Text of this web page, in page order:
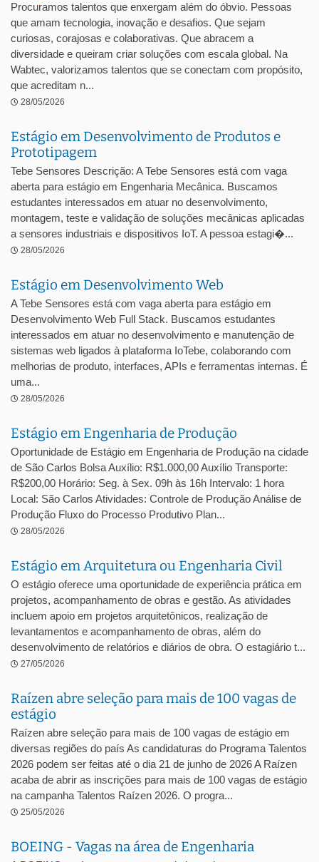
Procuramos talentos que enxergam além do óbvio. Pessoas
que amam tecnologia, inovação e desafios. Que sejam
curiosas, corajosas e colaborativas. Que abracem a
diversidade e queiram criar soluções com escala global. Na
Wabtec, valorizamos talentos que se conectam com propósito,
que acreditam n...
28/05/2026
Estágio em Desenvolvimento de Produtos e
Prototipagem
Tebe Sensores Descrição: A Tebe Sensores está com vaga
aberta para estágio em Engenharia Mecânica. Buscamos
estudantes interessados em atuar no desenvolvimento,
montagem, teste e validação de soluções mecânicas aplicadas
a sensores industriais e dispositivos IoT. A pessoa estagi�...
28/05/2026
Estágio em Desenvolvimento Web
A Tebe Sensores está com vaga aberta para estágio em
Desenvolvimento Web Full Stack. Buscamos estudantes
interessados em atuar no desenvolvimento e manutenção de
sistemas web ligados à plataforma IoTebe, colaborando com
melhorias de produto, interfaces, APIs e ferramentas internas. É
uma...
28/05/2026
Estágio em Engenharia de Produção
Oportunidade de Estágio em Engenharia de Produção na cidade
de São Carlos Bolsa Auxílio: R$1.000,00 Auxílio Transporte:
R$200,00 Horário: Seg. à Sex. 09h às 16h Intervalo: 1 hora
Local: São Carlos Atividades: Controle de Produção Análise de
Produção Fluxo do Processo Produtivo Plan...
28/05/2026
Estágio em Arquitetura ou Engenharia Civil
O estágio oferece uma oportunidade de experiência prática em
projetos, acompanhamento de obras e gestão. As atividades
incluem apoio em projetos arquitetônicos, realização de
levantamentos e acompanhamento de obras, além do
desenvolvimento de relatórios e diários de obra. O estagiário t...
27/05/2026
Raízen abre seleção para mais de 100 vagas de
estágio
Raízen abre seleção para mais de 100 vagas de estágio em
diversas regiões do país As candidaturas do Programa Talentos
2026 podem ser feitas até o dia 21 de junho de 2026 A Raízen
acaba de abrir as inscrições para mais de 100 vagas de estágio
na campanha Talentos Raízen 2026. O progra...
25/05/2026
BOEING - Vagas na área de Engenharia